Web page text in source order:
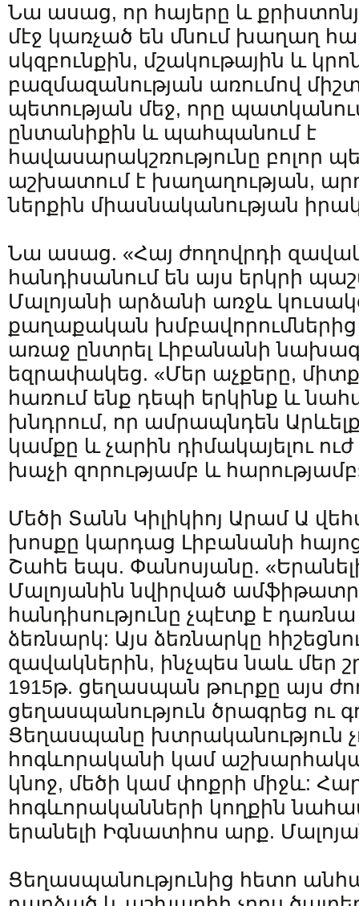
Նա ասաց, որ հայերը և
մէջ կառչած են մնում խաղաղ
սկզբունքին, մշակութային և
բազմազանության առումով
պետության մեջ, որը
ընտանիքին և պահպանում է
հավասարակշռությունը բոլոր
աշխատում է խաղաղության,
ներքին միասնականության
Նա ասաց. «Հայ ժողովրդի
հանդիսանում են այս երկրի
Մալոյանի արձանի առջև
քաղաքական
առաջ ընտրել Լիբանանի
եզրափակեց. «Մեր աչքերը,
հառում ենք դեպի երկինք և
խնդրում, որ ամրապնդեն
կամքը և չարին դիմակայելու
խաչի զորությամբ և
Մեծի Տանն Կիլիկիոյ Արամ Ա
խոսքը կարդաց Լիբանանի
Շահե եպս. Փանոսյանը.
Մալոյանին նվիրված
հանդիսությունը չպէտք է
ձեռնարկ: Այս ձեռնարկը
զավակներին, ինչպես նաև մեր
1915թ. ցեղասպան թուրքը այս
ցեղասպանություն ծրագրեց ու
Ցեղասպանը խտրականություն
հոգևորականի կամ
կնոջ, մեծի կամ փոքրի միջև:
հոգևորականների կողքին
երանելի Իգնատիոս արք.
Ցեղասպանությունից հետո